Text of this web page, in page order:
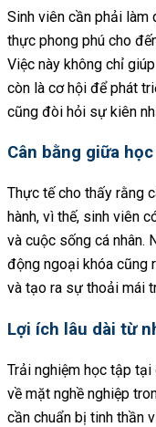
Sinh viên cần phải làm
thực phong phú cho
Việc này không chỉ
còn là cơ hội để phát
cũng đòi hỏi sự kiên
Cân bằng giữa
Thực tế cho thấy rằng
hành, vì thế, sinh viên
và cuộc sống cá nhân.
động ngoại khóa cũng
và tạo ra sự thoải mái
Lợi ích lâu dài từ
Trải nghiệm học tập
về mặt nghề nghiệp
cần chuẩn bị tinh thần